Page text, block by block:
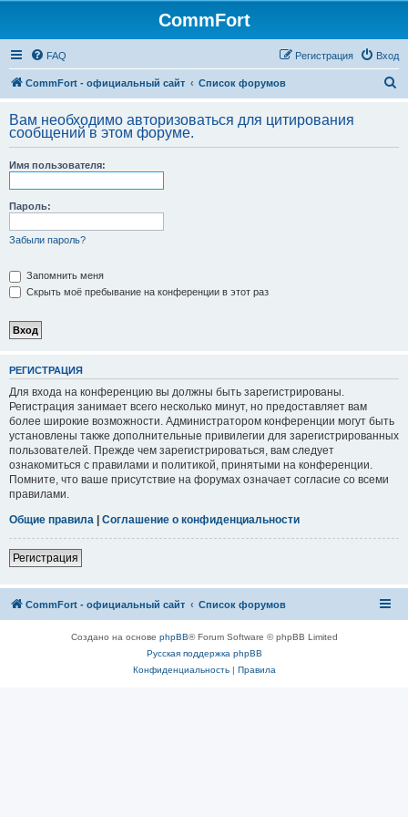
CommFort
FAQ Вход
Регистрация
CommFort - официальный сайт Список форумов
с
Вам необходимо авторизоваться для цитирования
сообщений в этом форуме.
Имя пользователя:
Пароль:
Забыли пароль?
Запомнить меня
Скрыть моё пребывание на конференции в этот раз
РЕГИСТРАЦИЯ
Для входа на конференцию вы должны быть зарегистрированы.
Регистрация занимает всего несколько минут, но предоставляет вам
более широкие возможности. Администратором конференции могут быть
установлены также дополнительные привилегии для зарегистрированных
пользователей. Прежде чем зарегистрироваться, вам следует
ознакомиться с правилами и политикой, принятыми на конференции.
Помните, что ваше присутствие на форумах означает согласие со всеми
правилами.
Общие правила | Соглашение о конфиденциальности
Регистрация
CommFort - официальный сайт Список форумов
Создано на основе phpBB® Forum Software © phpBB Limited
Русская поддержка phpBB
Конфиденциальность| Правила